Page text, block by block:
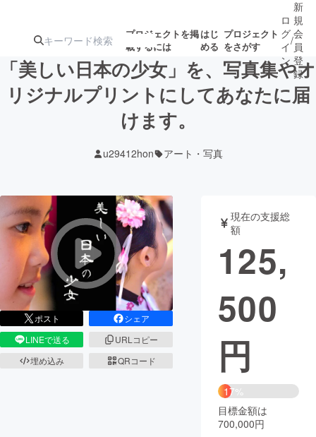
プロジェクトを掲
載するには
はじ
める
プロジェクト
をさがす
注目の新着プロ
ジェクト
募集終了が近いプ
テクノロジー・ガジェット
映像・映画 書籍・雑誌
ビジネス・起業 チャレンジ
まちづくり・地域活性化
CAMPFIRE Creation
コミュニティ
ロ
グ
イ
ン
/
新
規
会
員
登
録
「美しい日本の少女」を、写真集やオ
リジナルプリントにしてあなたに届
けます。
u29412hon アート・写真
ポスト
シェア
LINEで送る
URLコピー
埋め込み
QRコード
現在の支援総
額
125,
500
円
17%
目標金額は
700,000円